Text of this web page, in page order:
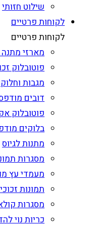
שילוט חזותי
לקוחות פרטיים
לקוחות פרטיים
מארזי מתנה
פוטובלוק
מגבות
דובים
פוטובלוק
בלוקים
מתנות לגיוס
מסגרות
מעמדי עץ
תמונות
מסגרות
כריות נוי